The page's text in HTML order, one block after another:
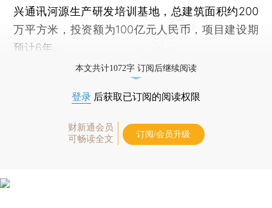
兴通讯河源生产研发培训基地，总建筑面积约200
万平方米，投资额为100亿元人民币，项目建设期
预计6年。
本文共计1072字 订阅后继续阅读
登录 后获取已订阅的阅读权限
财新通会员
可畅读全文
订阅/会员升级